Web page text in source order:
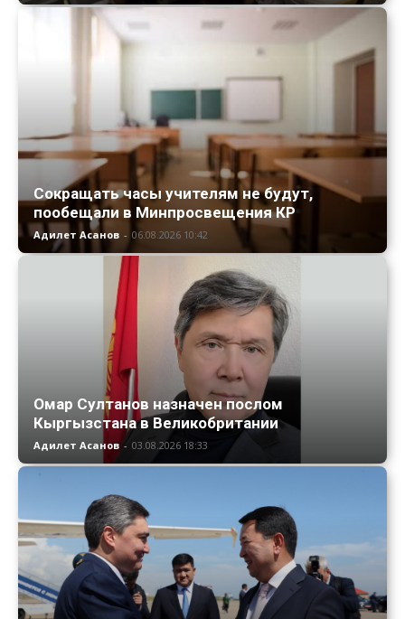
Сокращать часы учителям не будут,
пообещали в Минпросвещения КР
Адилет Асанов - 06.08.2026 10:42
Омар Султанов назначен послом
Кыргызстана в Великобритании
Адилет Асанов - 03.08.2026 18:33